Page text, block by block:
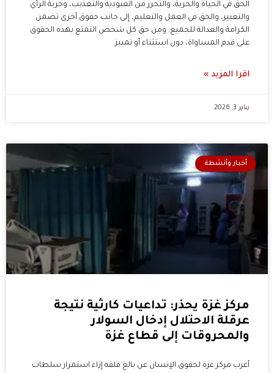
الحق في الحياة والحرية، والتحرر من العبودية والتعذيب، وحرية الرأي
والتعبير، والحق في العمل والتعليم، إلى جانب حقوق أخرى تضمن
الكرامة والعدالة للجميع. ومن حق كل شخص التمتع بهذه الحقوق
على قدم المساواة، دون استثناء أو تمييز.
اقرا المزيد »
يناير 3, 2026
أخبار وأنشطة
مركز غزة يحذر: تداعيات كارثية نتيجة
عرقلة الاحتلال إدخال السولار
والمحروقات إلى قطاع غزة
أعرب مركز غزة لحقوق الإنسان عن بالغ قلقه إزاء استمرار سلطات